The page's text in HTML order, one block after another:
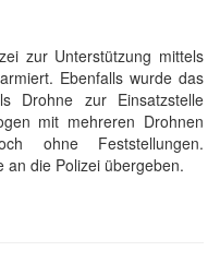
zur Unterstützung mittels
Ebenfalls wurde das
Drohne zur Einsatzstelle
mit mehreren Drohnen
ohne Feststellungen.
an die Polizei übergeben.